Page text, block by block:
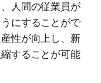
人間の従業員が
にすることがで
性が向上し、新
することが可能